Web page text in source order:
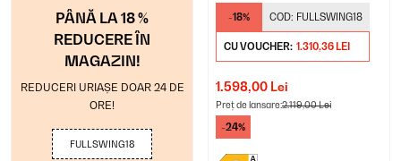
PÂNĂ LA 18 %
REDUCERE ÎN
MAGAZIN!
REDUCERI URIAȘE DOAR 24 DE
ORE!
FULLSWING18
-18% COD: FULLSWING18
CU VOUCHER: 1.310,36 LEI
1.598,00 Lei
Preț de lansare:2.119,00 Lei
-24%